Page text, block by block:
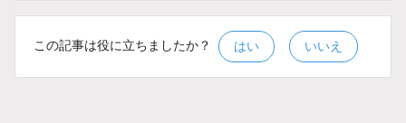
この記事は役に立ちましたか？ はい いいえ